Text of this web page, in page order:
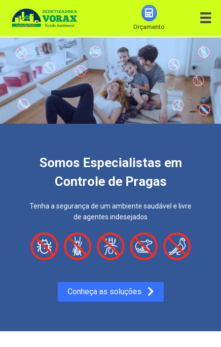
Orçamento
Somos Especialistas em
Controle de Pragas
Tenha a segurança de um ambiente saudável e livre
de agentes indesejados
Conheça as soluções